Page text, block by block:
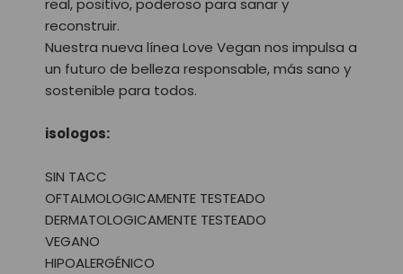
real, positivo, poderoso para sanar y
reconstruir.
Nuestra nueva línea Love Vegan nos impulsa a
un futuro de belleza responsable, más sano y
sostenible para todos.
isologos:
SIN TACC
OFTALMOLOGICAMENTE TESTEADO
DERMATOLOGICAMENTE TESTEADO
VEGANO
HIPOALERGÉNICO